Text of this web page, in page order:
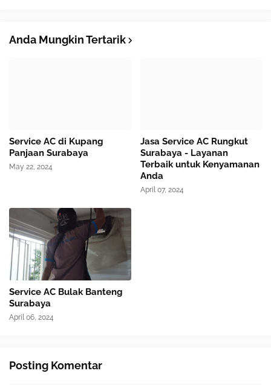
Anda Mungkin Tertarik
Service AC di Kupang
Panjaan Surabaya
May 22, 2024
Jasa Service AC Rungkut
Surabaya - Layanan
Terbaik untuk Kenyamanan
Anda
April 07, 2024
Service AC Bulak Banteng
Surabaya
April 06, 2024
Posting Komentar